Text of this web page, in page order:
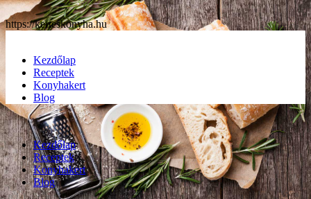
https://kerteskonyha.hu
Kezdőlap
Receptek
Konyhakert
Blog
Kezdőlap
Receptek
Konyhakert
Blog